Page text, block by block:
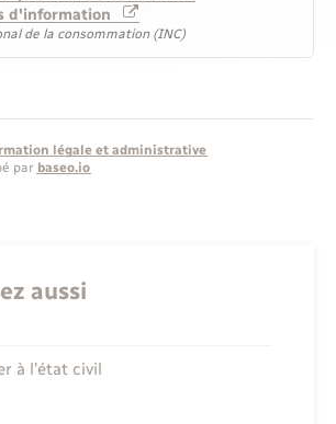
d'information
de la consommation (INC)
légale et administrative
par baseo.io
aussi
à l’état civil